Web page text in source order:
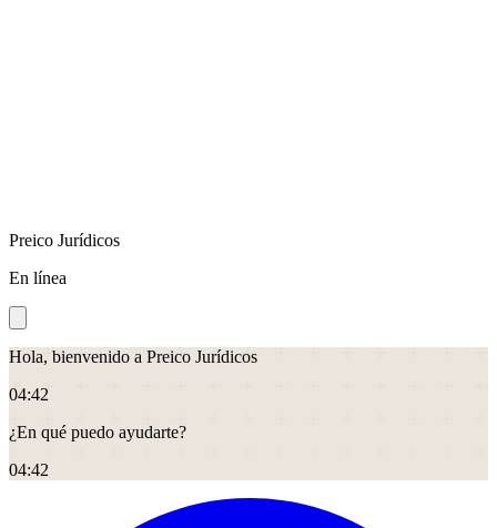
Preico Jurídicos
En línea
Hola, bienvenido a Preico Jurídicos
04:42
¿En qué puedo ayudarte?
04:42